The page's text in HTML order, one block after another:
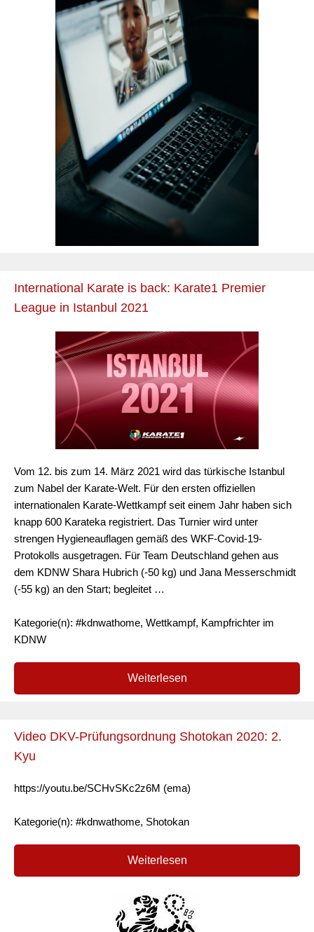
International Karate is back: Karate1 Premier
League in Istanbul 2021
Vom 12. bis zum 14. März 2021 wird das türkische Istanbul
zum Nabel der Karate-Welt. Für den ersten offiziellen
internationalen Karate-Wettkampf seit einem Jahr haben sich
knapp 600 Karateka registriert. Das Turnier wird unter
strengen Hygieneauflagen gemäß des WKF-Covid-19-
Protokolls ausgetragen. Für Team Deutschland gehen aus
dem KDNW Shara Hubrich (-50 kg) und Jana Messerschmidt
(-55 kg) an den Start; begleitet …
Kategorie(n): #kdnwathome, Wettkampf, Kampfrichter im
KDNW
Weiterlesen
Video DKV-Prüfungsordnung Shotokan 2020: 2.
Kyu
https://youtu.be/SCHvSKc2z6M (ema)
Kategorie(n): #kdnwathome, Shotokan
Weiterlesen